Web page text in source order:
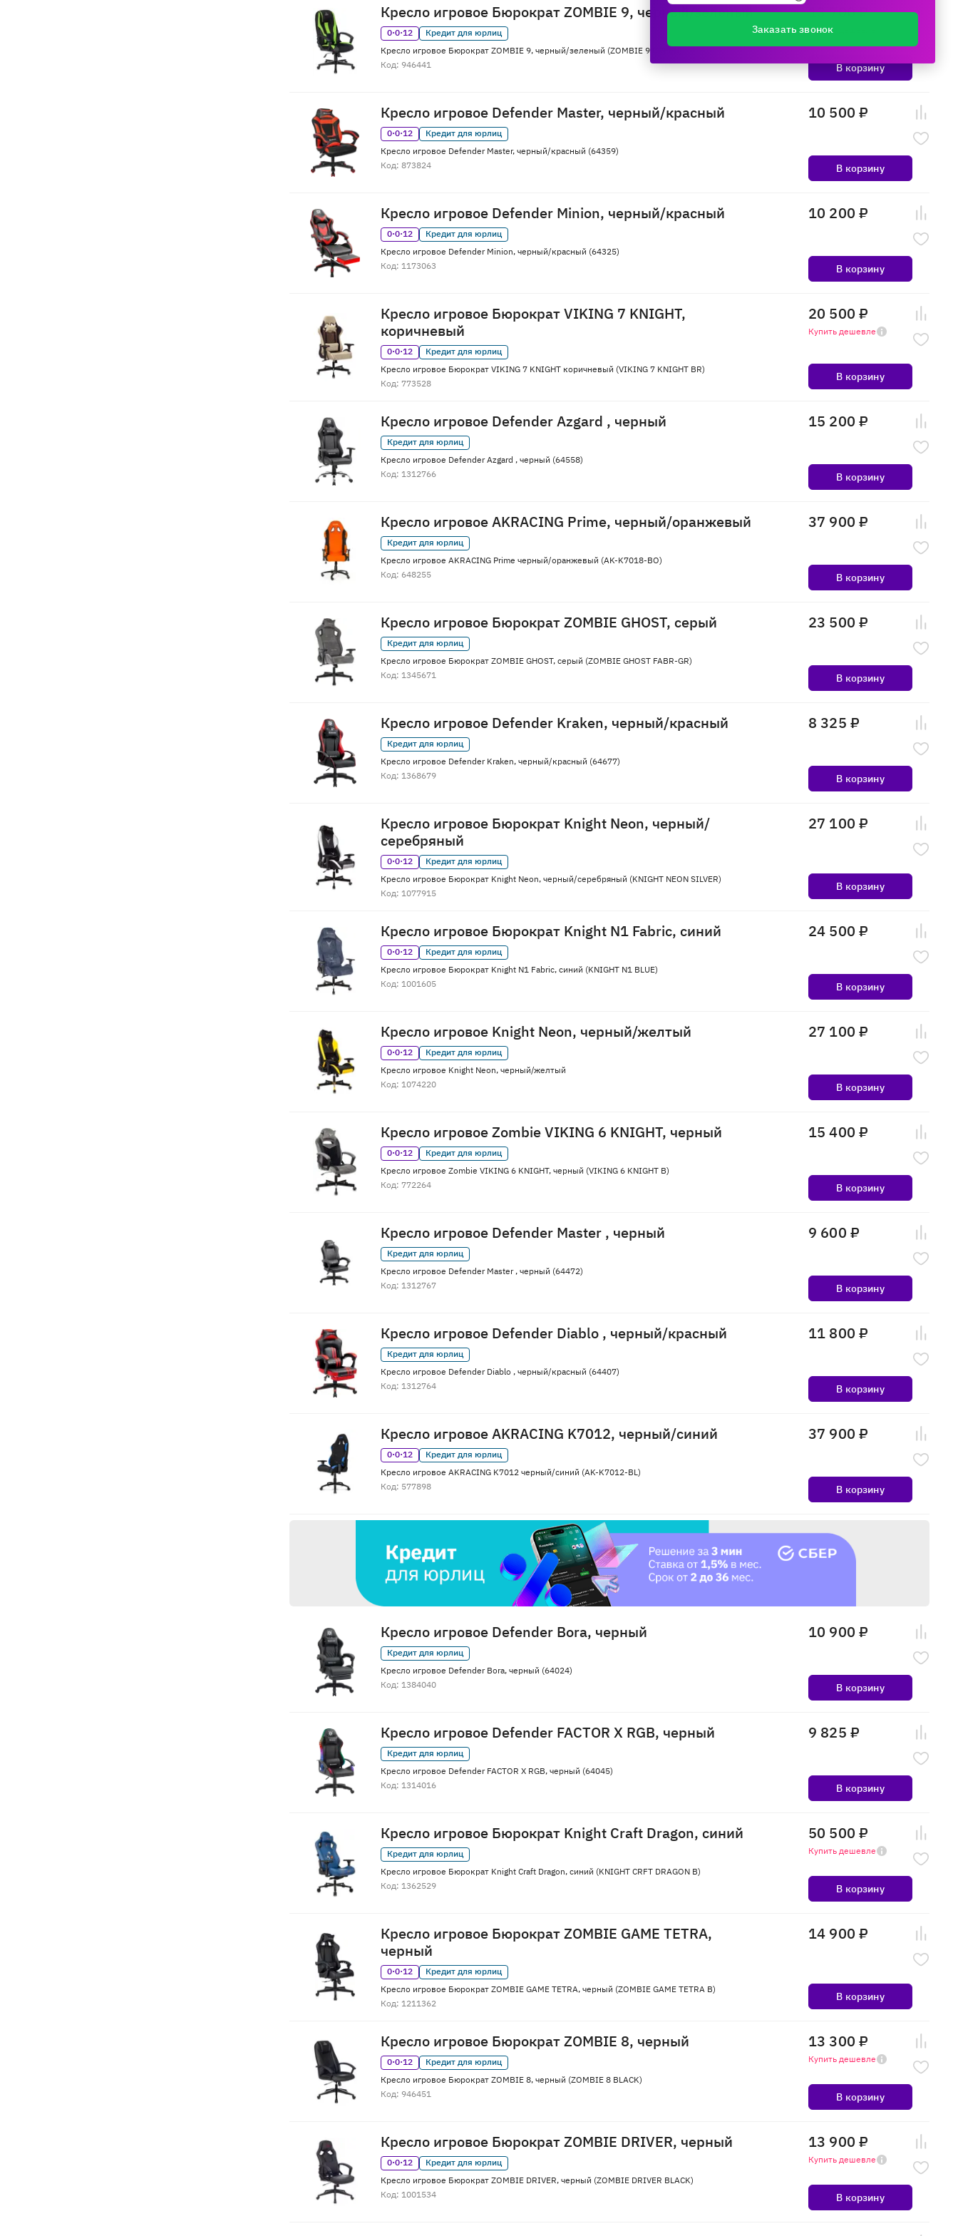
Кресло игровое Бюрократ ZOMBIE 9, черный/зеленый
0·0·12
Кредит для юрлиц
Кресло игровое Бюрократ ZOMBIE 9, черный/зеленый (ZOMBIE 9 GREEN)
Код: 946441
13 700 ₽
Купить дешевле
В корзину
Кресло игровое Defender Master, черный/красный
0·0·12
Кредит для юрлиц
Кресло игровое Defender Master, черный/красный (64359)
Код: 873824
10 500 ₽
В корзину
Кресло игровое Defender Minion, черный/красный
0·0·12
Кредит для юрлиц
Кресло игровое Defender Minion, черный/красный (64325)
Код: 1173063
10 200 ₽
В корзину
Кресло игровое Бюрократ VIKING 7 KNIGHT,
коричневый
0·0·12
Кредит для юрлиц
Кресло игровое Бюрократ VIKING 7 KNIGHT коричневый (VIKING 7 KNIGHT BR)
Код: 773528
20 500 ₽
Купить дешевле
В корзину
Кресло игровое Defender Azgard , черный
Кредит для юрлиц
Кресло игровое Defender Azgard , черный (64558)
Код: 1312766
15 200 ₽
В корзину
Кресло игровое AKRACING Prime, черный/оранжевый
Кредит для юрлиц
Кресло игровое AKRACING Prime черный/оранжевый (AK-K7018-BO)
Код: 648255
37 900 ₽
В корзину
Кресло игровое Бюрократ ZOMBIE GHOST, серый
Кредит для юрлиц
Кресло игровое Бюрократ ZOMBIE GHOST, серый (ZOMBIE GHOST FABR-GR)
Код: 1345671
23 500 ₽
В корзину
Кресло игровое Defender Kraken, черный/красный
Кредит для юрлиц
Кресло игровое Defender Kraken, черный/красный (64677)
Код: 1368679
8 325 ₽
В корзину
Кресло игровое Бюрократ Knight Neon, черный/
серебряный
0·0·12
Кредит для юрлиц
Кресло игровое Бюрократ Knight Neon, черный/серебряный (KNIGHT NEON SILVER)
Код: 1077915
27 100 ₽
В корзину
Кресло игровое Бюрократ Knight N1 Fabric, синий
0·0·12
Кредит для юрлиц
Кресло игровое Бюрократ Knight N1 Fabric, синий (KNIGHT N1 BLUE)
Код: 1001605
24 500 ₽
В корзину
Кресло игровое Knight Neon, черный/желтый
0·0·12
Кредит для юрлиц
Кресло игровое Knight Neon, черный/желтый
Код: 1074220
27 100 ₽
В корзину
Кресло игровое Zombie VIKING 6 KNIGHT, черный
0·0·12
Кредит для юрлиц
Кресло игровое Zombie VIKING 6 KNIGHT, черный (VIKING 6 KNIGHT B)
Код: 772264
15 400 ₽
В корзину
Кресло игровое Defender Master , черный
Кредит для юрлиц
Кресло игровое Defender Master , черный (64472)
Код: 1312767
9 600 ₽
В корзину
Кресло игровое Defender Diablo , черный/красный
Кредит для юрлиц
Кресло игровое Defender Diablo , черный/красный (64407)
Код: 1312764
11 800 ₽
В корзину
Кресло игровое AKRACING K7012, черный/синий
0·0·12
Кредит для юрлиц
Кресло игровое AKRACING K7012 черный/синий (AK-K7012-BL)
Код: 577898
37 900 ₽
В корзину
Кресло игровое Defender Bora, черный
Кредит для юрлиц
Кресло игровое Defender Bora, черный (64024)
Код: 1384040
10 900 ₽
В корзину
Кресло игровое Defender FACTOR X RGB, черный
Кредит для юрлиц
Кресло игровое Defender FACTOR X RGB, черный (64045)
Код: 1314016
9 825 ₽
В корзину
Кресло игровое Бюрократ Knight Craft Dragon, синий
Кредит для юрлиц
Кресло игровое Бюрократ Knight Craft Dragon, синий (KNIGHT CRFT DRAGON B)
Код: 1362529
50 500 ₽
Купить дешевле
В корзину
Кресло игровое Бюрократ ZOMBIE GAME TETRA,
черный
0·0·12
Кредит для юрлиц
Кресло игровое Бюрократ ZOMBIE GAME TETRA, черный (ZOMBIE GAME TETRA B)
Код: 1211362
14 900 ₽
В корзину
Кресло игровое Бюрократ ZOMBIE 8, черный
0·0·12
Кредит для юрлиц
Кресло игровое Бюрократ ZOMBIE 8, черный (ZOMBIE 8 BLACK)
Код: 946451
13 300 ₽
Купить дешевле
В корзину
Кресло игровое Бюрократ ZOMBIE DRIVER, черный
0·0·12
Кредит для юрлиц
Кресло игровое Бюрократ ZOMBIE DRIVER, черный (ZOMBIE DRIVER BLACK)
Код: 1001534
13 900 ₽
Купить дешевле
В корзину
Заказать звонок